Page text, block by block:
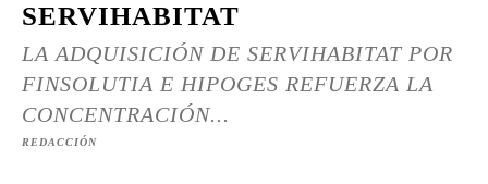
SERVIHABITAT
LA ADQUISICIÓN DE SERVIHABITAT POR
FINSOLUTIA E HIPOGES REFUERZA LA
CONCENTRACIÓN...
REDACCIÓN